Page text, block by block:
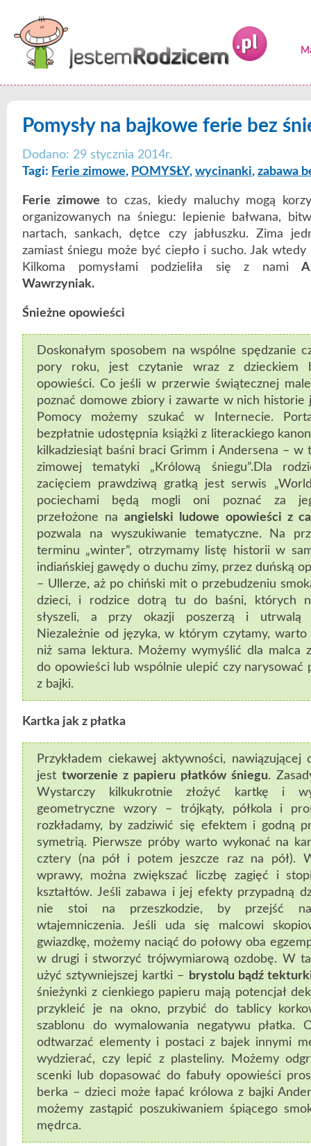
Pomysły na bajkowe ferie bez
Dodano: 29 stycznia 2014r.
Tagi: Ferie zimowe, POMYSŁY, wycinanki, zabawa
Ferie zimowe to czas, kiedy maluchy mogą
organizowanych na śniegu: lepienie bałwana,
nartach, sankach, dętce czy jabłuszku. Zima
zamiast śniegu może być ciepło i sucho. Jak
Kilkoma pomysłami podzieliła się z nami
Wawrzyniak.
Śnieżne opowieści
Doskonałym sposobem na wspólne spędzanie
pory roku, jest czytanie wraz z dzieckiem
opowieści. Co jeśli w przerwie świątecznej
poznać domowe zbiory i zawarte w nich historie
Pomocy możemy szukać w Internecie.
bezpłatnie udostępnia książki z literackiego
kilkadziesiąt baśni braci Grimm i Andersena – w
zimowej tematyki „Królową śniegu”.Dla
zacięciem prawdziwą gratką jest serwis
pociechami będą mogli oni poznać za
przełożone naangielski ludowe opowieści z
pozwala na wyszukiwanie tematyczne. Na
terminu „winter”, otrzymamy listę historii w
indiańskiej gawędy o duchu zimy, przez duńską
– Ullerze, aż po chiński mit o przebudzeniu
dzieci, i rodzice dotrą tu do baśni, których
słyszeli, a przy okazji poszerzą i utrwalą
Niezależnie od języka, w którym czytamy,
niż sama lektura. Możemy wymyślić dla malca
do opowieści lub wspólnie ulepić czy narysować
z bajki.
Kartka jak z płatka
Przykładem ciekawej aktywności, nawiązującej
jest tworzenie z papieru płatków śniegu.
Wystarczy kilkukrotnie złożyć kartkę i
geometryczne wzory – trójkąty, półkola i
rozkładamy, by zadziwić się efektem i godną
symetrią. Pierwsze próby warto wykonać na
cztery (na pół i potem jeszcze raz na pół).
wprawy, można zwiększać liczbę zagięć i
kształtów. Jeśli zabawa i jej efekty przypadną
nie stoi na przeszkodzie, by przejść
wtajemniczenia. Jeśli uda się malcowi
gwiazdkę, możemy naciąć do połowy oba
w drugi i stworzyć trójwymiarową ozdobę. W
użyć sztywniejszej kartki –
brystolu bądź
śnieżynki z cienkiego papieru mają potencjał
przykleić je na okno, przybić do tablicy
szablonu do wymalowania negatywu płatka.
odtwarzać elementy i postaci z bajek innymi
wydzierać, czy lepić z plasteliny. Możemy
scenki lub dopasować do fabuły opowieści
berka – dzieci może łapać królowa z bajki
możemy zastąpić poszukiwaniem śpiącego
mędrca.